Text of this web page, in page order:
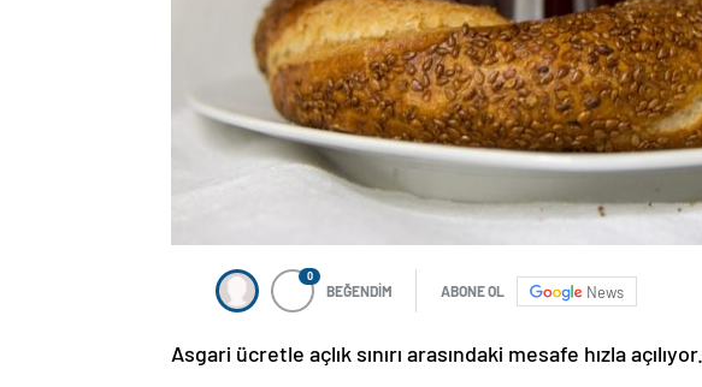
0
BEĞENDİM ABONE OL News
Asgari ücretle açlık sınırı arasındaki mesafe hızla açılıyor.